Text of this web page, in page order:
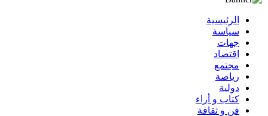
الرئيسية
سياسة
جهات
اقتصاد
مجتمع
رياصة
دولية
كتاب و أراء
فن و ثقافة